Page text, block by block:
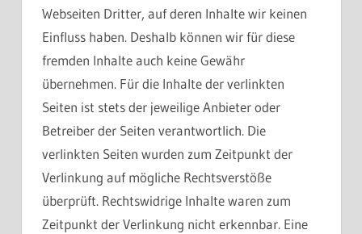
Webseiten Dritter, auf deren Inhalte wir keinen
Einfluss haben. Deshalb können wir für diese
fremden Inhalte auch keine Gewähr
übernehmen. Für die Inhalte der verlinkten
Seiten ist stets der jeweilige Anbieter oder
Betreiber der Seiten verantwortlich. Die
verlinkten Seiten wurden zum Zeitpunkt der
Verlinkung auf mögliche Rechtsverstöße
überprüft. Rechtswidrige Inhalte waren zum
Zeitpunkt der Verlinkung nicht erkennbar. Eine